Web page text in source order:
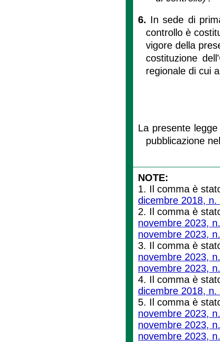
6. In sede di
controllo è
vigore della
costituzione
regionale di cui
La presente
pubblicazione
NOTE:
1. Il comma è
dicembre 2018, n.
2. Il comma è
novembre 2023,
novembre 2023,
3. Il comma è
novembre 2023,
novembre 2023,
4. Il comma è
dicembre 2018, n.
5. Il comma è
novembre 2023,
novembre 2023,
novembre 2023,